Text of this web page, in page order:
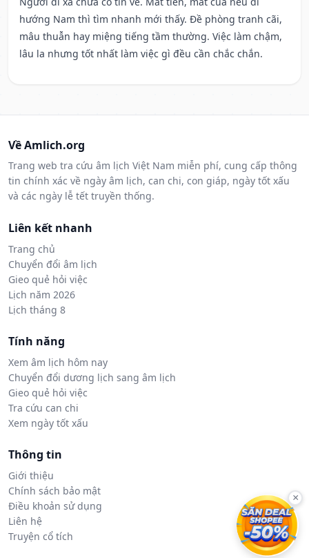
hướng Nam thì tìm nhanh mới thấy. Đề phòng tranh cãi,
mâu thuẫn hay miệng tiếng tầm thường. Việc làm chậm,
lâu la nhưng tốt nhất làm việc gì đều cần chắc chắn.
Về Amlich.org
Trang web tra cứu âm lịch Việt Nam miễn phí, cung cấp thông
tin chính xác về ngày âm lịch, can chi, con giáp, ngày tốt xấu
và các ngày lễ tết truyền thống.
Liên kết nhanh
Trang chủ
Chuyển đổi âm lịch
Gieo quẻ hỏi việc
Lịch năm 2026
Lịch tháng 8
Tính năng
Xem âm lịch hôm nay
Chuyển đổi dương lịch sang âm lịch
Gieo quẻ hỏi việc
Tra cứu can chi
Xem ngày tốt xấu
Thông tin
Giới thiệu
Chính sách bảo mật
Điều khoản sử dụng
Liên hệ
Truyện cổ tích
×